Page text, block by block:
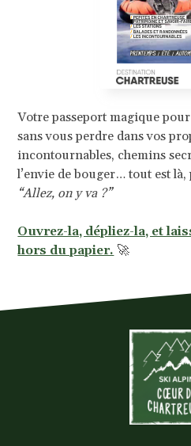
Votre passeport magique
sans vous perdre dans vos
incontournables, chemins
l’envie de bouger… tout est
“Allez, on y va ?”
Ouvrez-la, dépliez-la, et
hors du papier. 🚀